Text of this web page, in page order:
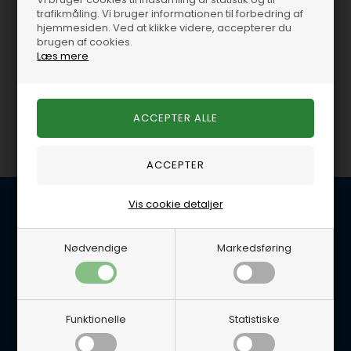
trafikmåling. Vi bruger informationen til forbedring af
hjemmesiden. Ved at klikke videre, accepterer du
brugen af cookies.
Læs mere
Nødvendige Markedsføring
Funktionelle Statistiske
Vis cookie detaljer
GM
V8 GM
Brændstofsystem 8,2L /
Olie / kemi 8,2L / 502 V8
GM
Kobling / svinghjul 8,2L /
502 V8 GM
Kundeservice
BG Marine
Glentevej 22B
E-mail: per@lynegaard.dk
Tlf. 5665 0658
Handelsbetingelser